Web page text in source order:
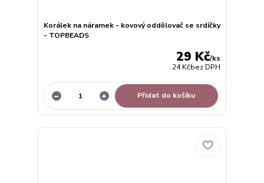
Korálek na náramek - kovový oddělovač se srdíčky
- TOPBEADS
29 Kč/ks
24 Kčbez DPH
Přidat do košíku